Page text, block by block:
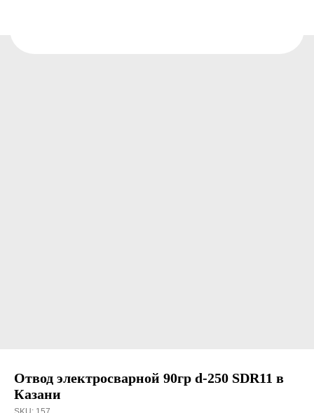
Отвод электросварной 90гр d-250 SDR11 в
Казани